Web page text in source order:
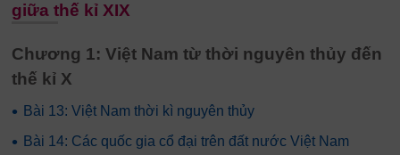
giữa thế kỉ XIX
Chương 1: Việt Nam từ thời nguyên thủy đến
thế kỉ X
• Bài 13: Việt Nam thời kì nguyên thủy
• Bài 14: Các quốc gia cổ đại trên đất nước Việt Nam